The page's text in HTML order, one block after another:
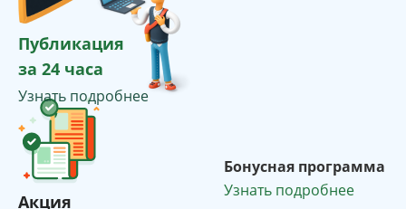
Публикация
за 24 часа
Узнать подробнее
Акция
Бонусная программа
Узнать подробнее